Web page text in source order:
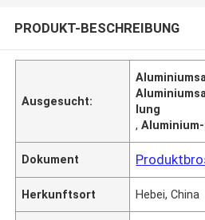
PRODUKT-BESCHREIBUNG
Ausgesucht:
lung
,
Dokument
Herkunftsort Hebei, China